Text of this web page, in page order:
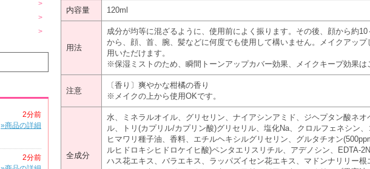
2分前
»商品の詳細
2分前
内容量 120ml
用法
成分が均等に混ざるように、使用前によく振ります。その後、顔から約
から、顔、首、腕、髪などに何度でも使用して構いません。メイクアップ
用いただけます。
※保湿ミストのため、瞬間トーンアップカバー効果、メイクキープ効果は
注意
〔香り〕爽やかな柑橘の香り
※メイクの上から使用OKです。
全成分
水、ミネラルオイル、グリセリン、ナイアシンアミド、ジヘプタン酸ネオ
ル、トリ(カプリル/カプリン酸)グリセリル、塩化Na、クロルフェネシン、
ヒマワリ種子油、香料、エチルヘキシルグリセリン、グルタチオン
ルヒドロキシヒドロケイヒ酸)ペンタエリスリチル、アデノシン、EDTA-
ハス花エキス、バラエキス、ラッパズイセン花エキス、マドンナリリー根